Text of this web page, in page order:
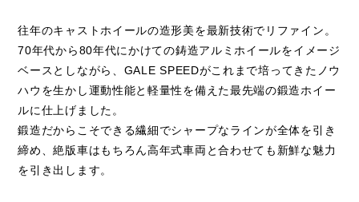
往年のキャストホイールの造形美を最新技術でリファイン。
70年代から80年代にかけての鋳造アルミホイールをイメージ
ベースとしながら、GALE SPEEDがこれまで培ってきたノウ
ハウを生かし運動性能と軽量性を備えた最先端の鍛造ホイー
ルに仕上げました。
鍛造だからこそできる繊細でシャープなラインが全体を引き
締め、絶版車はもちろん高年式車両と合わせても新鮮な魅力
を引き出します。